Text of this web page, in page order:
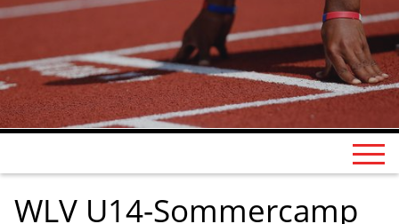
WLV U14-Sommercamp